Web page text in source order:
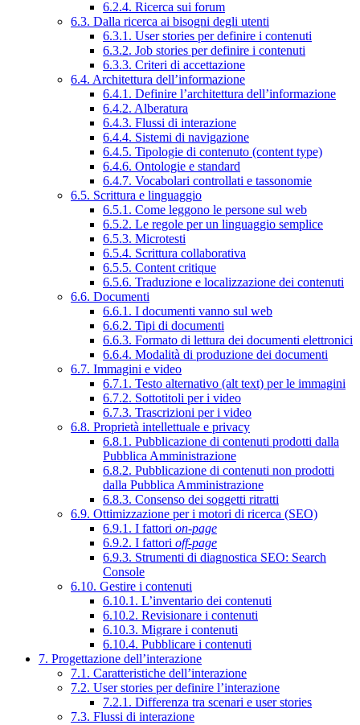
6.2.4. Ricerca sui forum
6.3. Dalla ricerca ai bisogni degli utenti
6.3.1. User stories per definire i contenuti
6.3.2. Job stories per definire i contenuti
6.3.3. Criteri di accettazione
6.4. Architettura dell’informazione
6.4.1. Definire l’architettura dell’informazione
6.4.2. Alberatura
6.4.3. Flussi di interazione
6.4.4. Sistemi di navigazione
6.4.5. Tipologie di contenuto (content type)
6.4.6. Ontologie e standard
6.4.7. Vocabolari controllati e tassonomie
6.5. Scrittura e linguaggio
6.5.1. Come leggono le persone sul web
6.5.2. Le regole per un linguaggio semplice
6.5.3. Microtesti
6.5.4. Scrittura collaborativa
6.5.5. Content critique
6.5.6. Traduzione e localizzazione dei contenuti
6.6. Documenti
6.6.1. I documenti vanno sul web
6.6.2. Tipi di documenti
6.6.3. Formato di lettura dei documenti elettronici
6.6.4. Modalità di produzione dei documenti
6.7. Immagini e video
6.7.1. Testo alternativo (alt text) per le immagini
6.7.2. Sottotitoli per i video
6.7.3. Trascrizioni per i video
6.8. Proprietà intellettuale e privacy
6.8.1. Pubblicazione di contenuti prodotti dalla
Pubblica Amministrazione
6.8.2. Pubblicazione di contenuti non prodotti
dalla Pubblica Amministrazione
6.8.3. Consenso dei soggetti ritratti
6.9. Ottimizzazione per i motori di ricerca (SEO)
6.9.1. I fattori on-page
6.9.2. I fattori off-page
6.9.3. Strumenti di diagnostica SEO: Search
Console
6.10. Gestire i contenuti
6.10.1. L’inventario dei contenuti
6.10.2. Revisionare i contenuti
6.10.3. Migrare i contenuti
6.10.4. Pubblicare i contenuti
7. Progettazione dell’interazione
7.1. Caratteristiche dell’interazione
7.2. User stories per definire l’interazione
7.2.1. Differenza tra scenari e user stories
7.3. Flussi di interazione